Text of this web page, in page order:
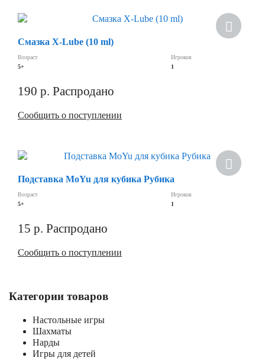
Смазка X-Lube (10 ml)
Возраст
5+
Игроков
1
190 р. Распродано
Сообщить о поступлении
Подставка MoYu для кубика Рубика
Возраст
5+
Игроков
1
15 р. Распродано
Сообщить о поступлении
Категории товаров
Настольные игры
Шахматы
Нарды
Игры для детей